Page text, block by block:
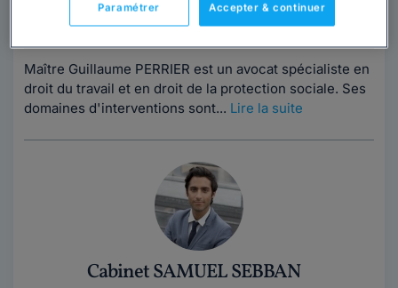
Contacter cet avocat
Maître Guillaume PERRIER est un avocat spécialiste en
droit du travail et en droit de la protection sociale. Ses
domaines d'interventions sont... Lire la suite
Cabinet SAMUEL SEBBAN
Accepter & continuer
Paramétrer